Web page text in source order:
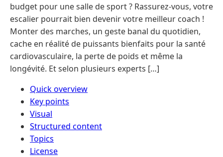
budget pour une salle de sport ? Rassurez-vous, votre
escalier pourrait bien devenir votre meilleur coach !
Monter des marches, un geste banal du quotidien,
cache en réalité de puissants bienfaits pour la santé
cardiovasculaire, la perte de poids et même la
longévité. Et selon plusieurs experts […]
Quick overview
Key points
Visual
Structured content
Topics
License